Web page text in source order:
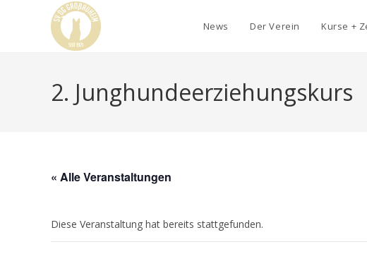
News Der Verein Kurse +
2. Junghundeerziehungskurs
« Alle Veranstaltungen
Diese Veranstaltung hat bereits stattgefunden.